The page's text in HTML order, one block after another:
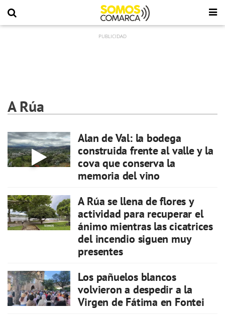
A Rúa
Alan de Val: la bodega
construida frente al valle y la
cova que conserva la
memoria del vino
A Rúa se llena de flores y
actividad para recuperar el
ánimo mientras las cicatrices
del incendio siguen muy
presentes
Los pañuelos blancos
volvieron a despedir a la
Virgen de Fátima en Fontei